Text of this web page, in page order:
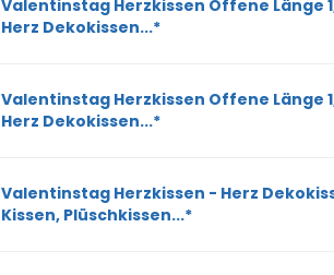
Valentinstag Herzkissen Offene Länge
Herz Dekokissen...*
Valentinstag Herzkissen Offene Länge
Herz Dekokissen...*
Valentinstag Herzkissen - Herz
Kissen, Plüschkissen...*